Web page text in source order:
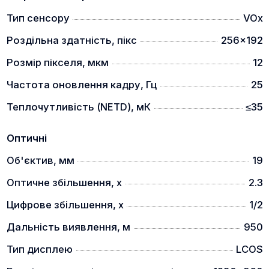
Оптичний модуль побудований на довгофокусном
об'єктиві F19 / f1.0 з ручним фокусуванням. Штатне
показник 4,6 разів. Кут поля зору 9,2°х 6,9° чудово
підходить для швидкого пошуку та оглядових
спостережень. Стрілки можуть спостерігати
100 метровому віддалі. Різкість на дистанцію або
спостережуваний об'єкт здійснюється шляхом
обертання кільця на об'єктиві. Мінімальна
дистанція 5 метрів.
Тип сенсору
VOx
Роздільна здатність, пікс
256x192
Розмір пікселя, мкм
12
Частота оновлення кадру, Гц
25
Теплочутливість (NETD), мК
≤35
Оптичні
Об'єктив, мм
19
Оптичне збільшення, x
2.3
Цифрове збільшення, x
1/2
Дальність виявлення, м
950
Тип дисплею
LCOS